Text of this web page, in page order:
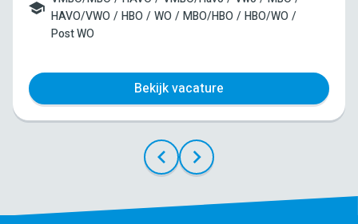
HAVO/VWO
HBO WO MBO/HBO
HBO/WO
Post WO
Bekijk vacature